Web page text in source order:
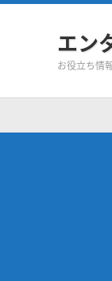
エン
お役立ち情